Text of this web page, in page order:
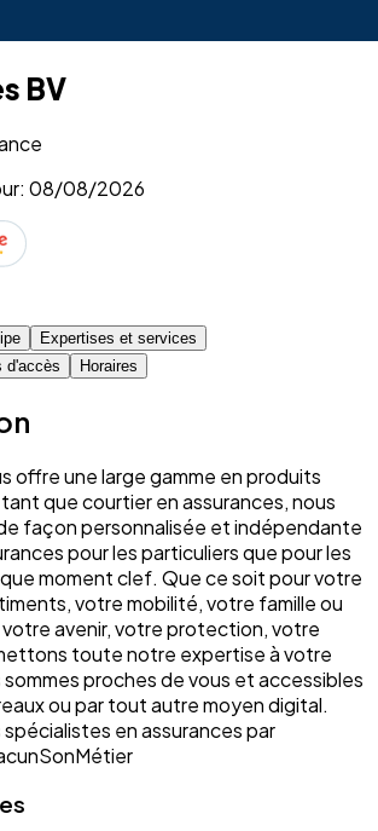
BV
08/08/2026
Expertises et services
d'accès
Horaires
offre une large gamme en produits
tant que courtier en assurances, nous
façon personnalisée et indépendante
pour les particuliers que pour les
moment clef. Que ce soit pour votre
votre mobilité, votre famille ou
avenir, votre protection, votre
toute notre expertise à votre
proches de vous et accessibles
ou par tout autre moyen digital.
spécialistes en assurances par